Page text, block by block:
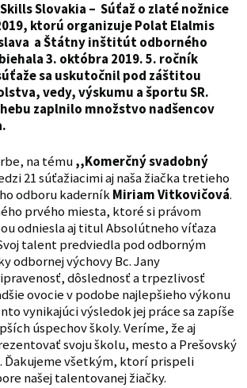
Slovakia – Súťaž o zlaté nožnice
ktorú organizuje Polat Elalmis
a Štátny inštitút odborného
3. októbra 2019. 5. ročník
sa uskutočnil pod záštitou
vedy, výskumu a športu SR.
zaplnilo množstvo nadšencov
na tému,,Komerčný svadobný
21 súťažiacimi aj naša žiačka tretieho
odboru kaderníkMiriam Vitkovičová.
prvého miesta, ktoré si právom
odniesla aj titul Absolútneho víťaza
talent predviedla pod odborným
odbornej výchovy Bc. Jany
dôslednosť a trpezlivosť
ovocie v podobe najlepšieho výkonu
vynikajúci výsledok jej práce sa zapíše
úspechov školy. Veríme, že aj
svoju školu, mesto a Prešovský
Ďakujeme všetkým, ktorí prispeli
našej talentovanej žiačky.